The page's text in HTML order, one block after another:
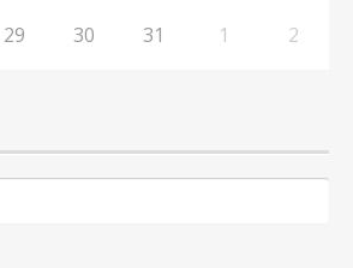
29 30 31 1 2